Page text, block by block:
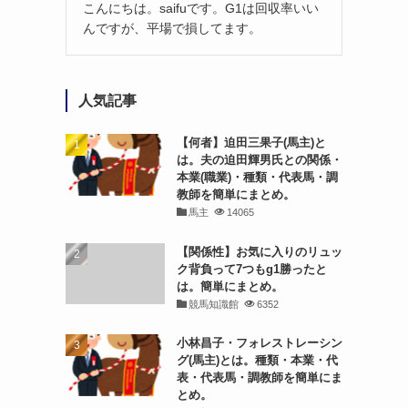
こんにちは。saifuです。G1は回収率いい
んですが、平場で損してます。
人気記事
【何者】迫田三果子(馬主)と
は。夫の迫田輝男氏との関係・
本業(職業)・種類・代表馬・調
教師を簡単にまとめ。
馬主 14065
【関係性】お気に入りのリュッ
ク背負って7つもg1勝ったと
は。簡単にまとめ。
競馬知識館 6352
小林昌子・フォレストレーシン
グ(馬主)とは。種類・本業・代
表・代表馬・調教師を簡単にま
とめ。